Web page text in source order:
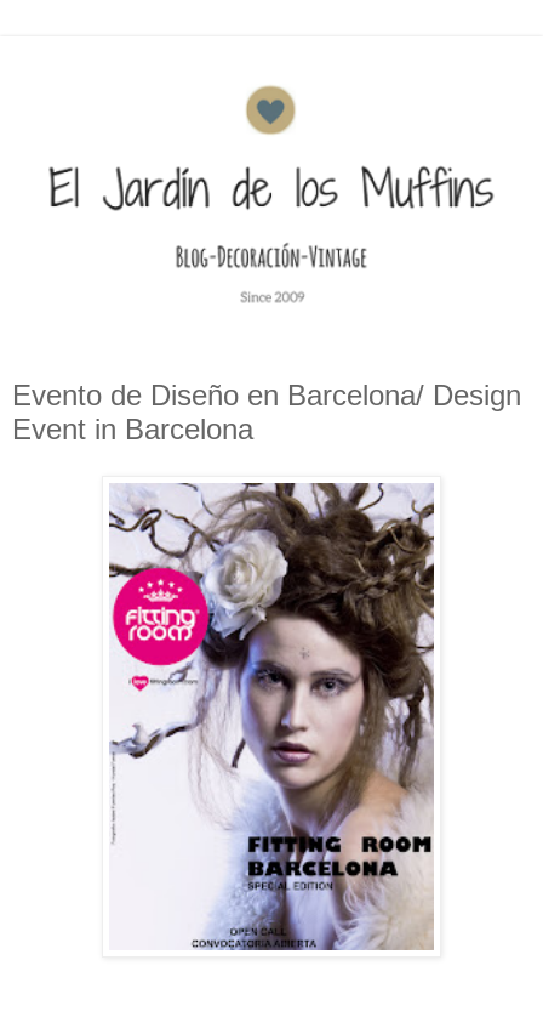
Evento de Diseño en Barcelona/ Design
Event in Barcelona